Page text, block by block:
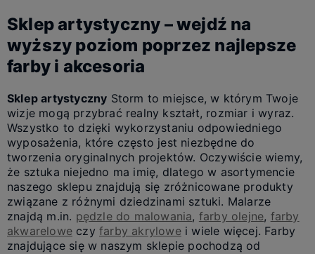
Sklep artystyczny – wejdź na
wyższy poziom poprzez najlepsze
farby i akcesoria
Sklep artystyczny Storm to miejsce, w którym Twoje
wizje mogą przybrać realny kształt, rozmiar i wyraz.
Wszystko to dzięki wykorzystaniu odpowiedniego
wyposażenia, które często jest niezbędne do
tworzenia oryginalnych projektów. Oczywiście wiemy,
że sztuka niejedno ma imię, dlatego w asortymencie
naszego sklepu znajdują się zróżnicowane produkty
związane z różnymi dziedzinami sztuki. Malarze
znajdą m.in. pędzle do malowania, farby olejne, farby
akwarelowe czy farby akrylowei wiele więcej. Farby
znajdujące się w naszym sklepie pochodzą od